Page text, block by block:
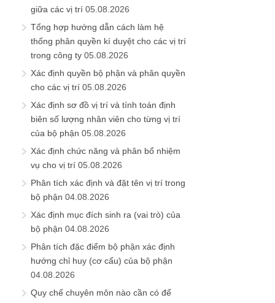
giữa các vị trí 05.08.2026
Tổng hợp hướng dẫn cách làm hệ
thống phân quyền kí duyệt cho các vị trí
trong công ty 05.08.2026
Xác định quyền bộ phận và phân quyền
cho các vị trí 05.08.2026
Xác định sơ đồ vị trí và tính toán định
biên số lượng nhân viên cho từng vị trí
của bộ phận 05.08.2026
Xác định chức năng và phân bổ nhiệm
vụ cho vị trí 05.08.2026
Phân tích xác định và đặt tên vị trí trong
bộ phận 04.08.2026
Xác định mục đích sinh ra (vai trò) của
bộ phận 04.08.2026
Phân tích đặc điểm bộ phận xác định
hướng chỉ huy (cơ cấu) của bộ phận
04.08.2026
Quy chế chuyên môn nào cần có để